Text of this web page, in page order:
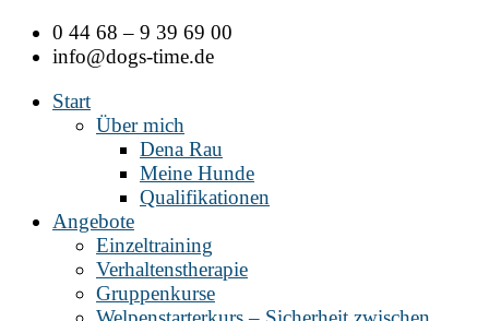
Zum
Inhalt
0 44 68 – 9 39 69 00
info@dogs-time.de
Start
Über mich
Dena Rau
Meine Hunde
Qualifikationen
Angebote
Einzeltraining
Verhaltenstherapie
Gruppenkurse